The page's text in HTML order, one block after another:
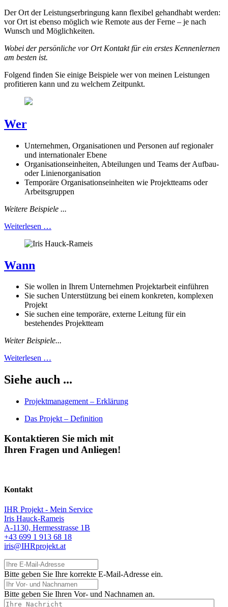
Der Ort der Leistungserbringung kann flexibel gehandhabt werden:
vor Ort ist ebenso möglich wie Remote aus der Ferne – je nach
Wunsch und Möglichkeiten.
Wobei der persönliche vor Ort Kontakt für ein erstes Kennenlernen
am besten ist.
Folgend finden Sie einige Beispiele wer von meinen Leistungen
profitieren kann und zu welchem Zeitpunkt.
Wer
Unternehmen, Organisationen und Personen auf regionaler
und internationaler Ebene
Organisationseinheiten, Abteilungen und Teams der Aufbau-
oder Linienorganisation
Temporäre Organisationseinheiten wie Projektteams oder
Arbeitsgruppen
Weitere Beispiele ...
Weiterlesen …
Wann
Sie wollen in Ihrem Unternehmen Projektarbeit einführen
Sie suchen Unterstützung bei einem konkreten, komplexen
Projekt
Sie suchen eine temporäre, externe Leitung für ein
bestehendes Projektteam
Weiter Beispiele...
Weiterlesen …
Siehe auch ...
Projektmanagement – Erklärung
Das Projekt – Definition
Kontaktieren Sie mich mit
Ihren Fragen und Anliegen!
Kontakt
IHR Projekt - Mein Service
Iris Hauck-Rameis
A-1130, Hermesstrasse 1B
+43 699 1 913 68 18
iris@IHRprojekt.at
Ihre E-Mail-Adresse
Bitte geben Sie Ihre korrekte E-Mail-Adresse ein.
Ihr Vor- und Nachnamen
Bitte geben Sie Ihren Vor- und Nachnamen an.
Ihre Nachricht